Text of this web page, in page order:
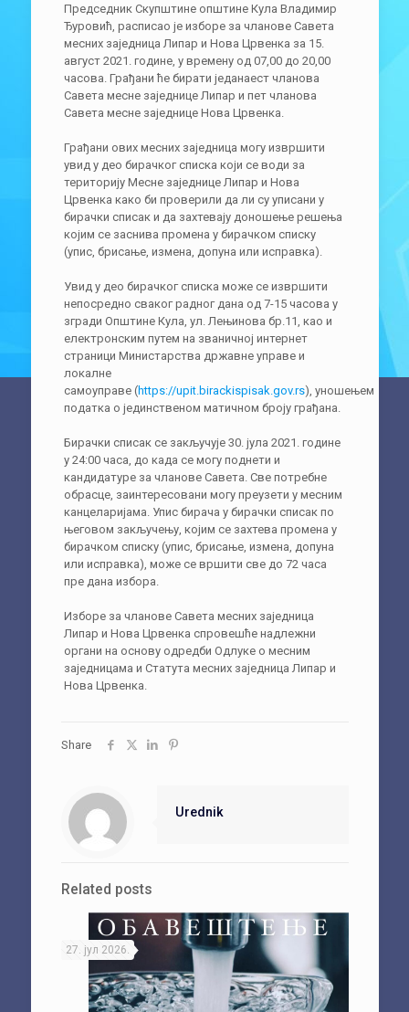
Председник Скупштине општине Кула Владимир
Ђуровић, расписао је изборе за чланове Савета
месних заједница Липар и Нова Црвенка за 15.
август 2021. године, у времену од 07,00 до 20,00
часова. Грађани ће бирати једанаест чланова
Савета месне заједнице Липар и пет чланова
Савета месне заједнице Нова Црвенка.
Грађани ових месних заједница могу извршити
увид у део бирачког списка који се води за
територију Месне заједнице Липар и Нова
Црвенка како би проверили да ли су уписани у
бирачки списак и да захтевају доношење решења
којим се заснива промена у бирачком списку
(упис, брисање, измена, допуна или исправка).
Увид у део бирачког списка може се извршити
непосредно сваког радног дана од 7-15 часова у
згради Општине Кула, ул. Лењинова бр.11, као и
електронским путем на званичној интернет
страници Министарства државне управе и
локалне
самоуправе (https://upit.birackispisak.gov.rs), уношењем
податка о јединственом матичном броју грађана.
Бирачки списак се закључује 30. јула 2021. године
у 24:00 часа, до када се могу поднети и
кандидатуре за чланове Савета. Све потребне
обрасце, заинтересовани могу преузети у месним
канцеларијама. Упис бирача у бирачки списак по
његовом закључењу, којим се захтева промена у
бирачком списку (упис, брисање, измена, допуна
или исправка), може се вршити све до 72 часа
пре дана избора.
Изборе за чланове Савета месних заједница
Липар и Нова Црвенка спровешће надлежни
органи на основу одредби Одлуке о месним
заједницама и Статута месних заједница Липар и
Нова Црвенка.
Share
Urednik
Related posts
27. јул 2026.